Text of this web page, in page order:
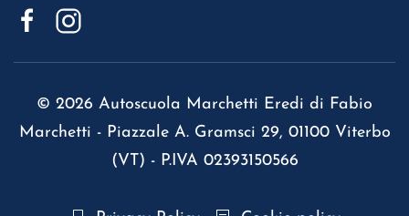
© 2026 Autoscuola Marchetti Eredi di Fabio
Marchetti - Piazzale A. Gramsci 29, 01100 Viterbo
(VT) - P.IVA 02393150566